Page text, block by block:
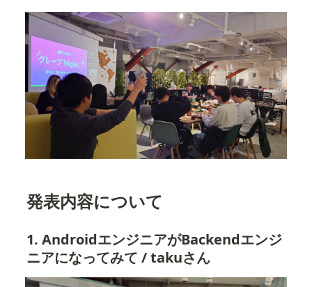
発表内容について
1. AndroidエンジニアがBackendエンジ
ニアになってみて / takuさん